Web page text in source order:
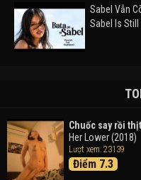
Sabel Vẫn
Sabel Is Still
Takas (2024)
Thám Tử
Đen
Detective
Chuốc say rồi
Her Lower (2018)
Lượt xem: 23139
Điểm 7.3